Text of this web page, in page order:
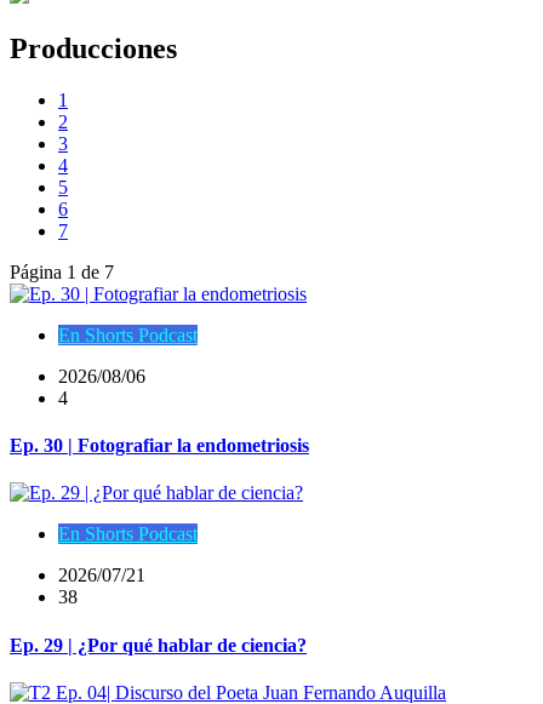
Producciones
1
2
3
4
5
6
7
Página 1 de 7
En Shorts Podcast
2026/08/06
4
Ep. 30 | Fotografiar la endometriosis
En Shorts Podcast
2026/07/21
38
Ep. 29 | ¿Por qué hablar de ciencia?